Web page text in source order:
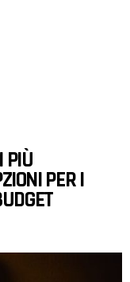
PIÙ
PER I